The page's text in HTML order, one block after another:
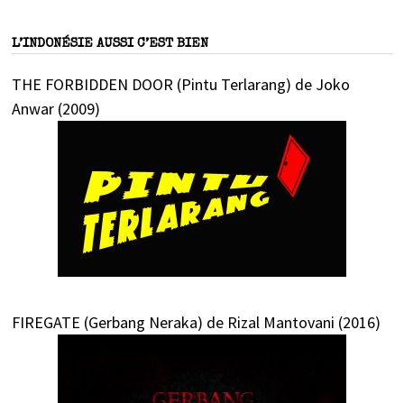
L’INDONÉSIE AUSSI C’EST BIEN
THE FORBIDDEN DOOR (Pintu Terlarang) de Joko
Anwar (2009)
FIREGATE (Gerbang Neraka) de Rizal Mantovani (2016)